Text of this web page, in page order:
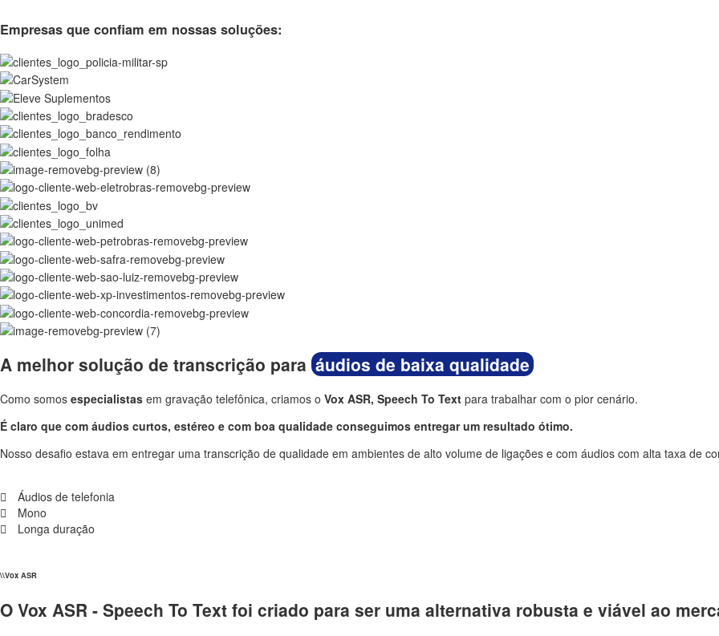
Empresas que confiam em nossas soluções:
A melhor solução de transcrição para áudios de baixa qualidade
Como somos especialistas em gravação telefônica, criamos o Vox ASR, Speech To Text para trabalhar com o pior cenário.
É claro que com áudios curtos, estéreo e com boa qualidade conseguimos entregar um resultado ótimo.
Nosso desafio estava em entregar uma transcrição de qualidade em ambientes de alto volume de ligações e com áudios com alta taxa de
Áudios de telefonia
Mono
Longa duração
\\Vox ASR
O Vox ASR - Speech To Text foi criado para ser uma alternativa robusta e viável ao